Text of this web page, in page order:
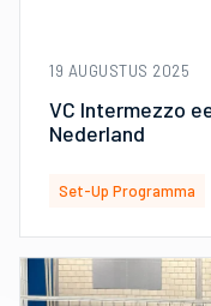
19 AUGUSTUS 2025
VC Intermezzo
Nederland
Set-Up Programma